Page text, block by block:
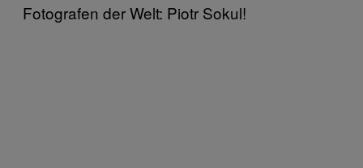
Fotografen der Welt: Piotr Sokul!